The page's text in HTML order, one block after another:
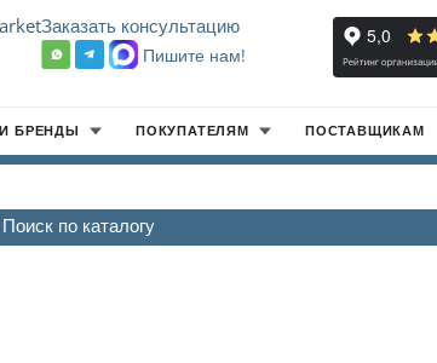
Заказать консультацию
Пишите нам!
БРЕНДЫ ПОКУПАТЕЛЯМ ПОСТАВЩИКАМ
Поиск по каталогу